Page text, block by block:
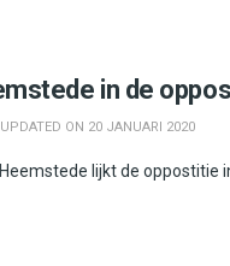
in de
ON 20 JANUARI 2020
lijkt de oppostitie